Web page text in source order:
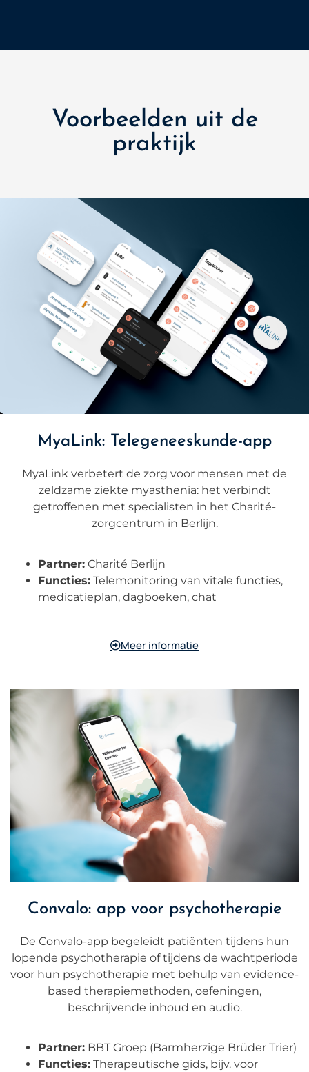
Voorbeelden uit de
praktijk
MyaLink: Telegeneeskunde-app
MyaLink verbetert de zorg voor mensen met de
zeldzame ziekte myasthenia: het verbindt
getroffenen met specialisten in het Charité-
zorgcentrum in Berlijn.
Partner: Charité Berlijn
Functies: Telemonitoring van vitale functies,
medicatieplan, dagboeken, chat
Meer informatie
Convalo: app voor psychotherapie
De Convalo-app begeleidt patiënten tijdens hun
lopende psychotherapie of tijdens de wachtperiode
voor hun psychotherapie met behulp van evidence-
based therapiemethoden, oefeningen,
beschrijvende inhoud en audio.
Partner: BBT Groep (Barmherzige Brüder Trier)
Functies: Therapeutische gids, bijv. voor